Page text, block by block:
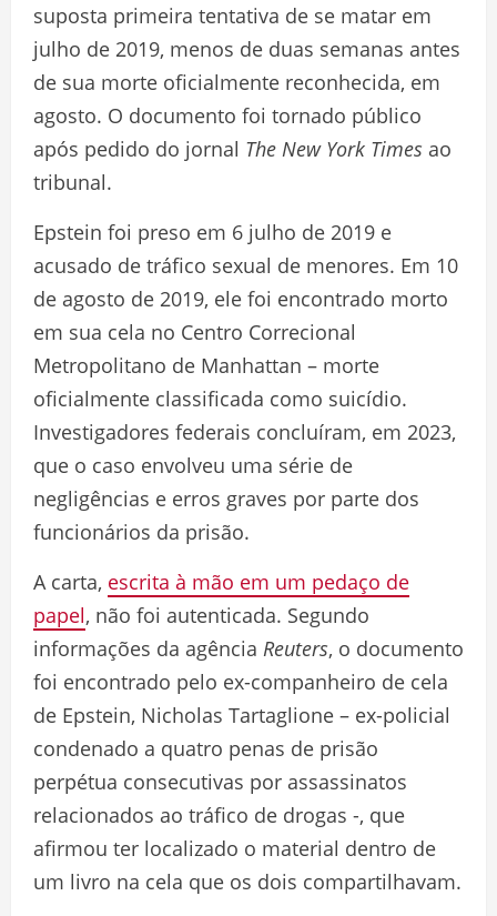
suposta primeira tentativa de se matar em
julho de 2019, menos de duas semanas antes
de sua morte oficialmente reconhecida, em
agosto. O documento foi tornado público
após pedido do jornal The New York Times ao
tribunal.
Epstein foi preso em 6 julho de 2019 e
acusado de tráfico sexual de menores. Em 10
de agosto de 2019, ele foi encontrado morto
em sua cela no Centro Correcional
Metropolitano de Manhattan – morte
oficialmente classificada como suicídio.
Investigadores federais concluíram, em 2023,
que o caso envolveu uma série de
negligências e erros graves por parte dos
funcionários da prisão.
A carta, escrita à mão em um pedaço de
papel, não foi autenticada. Segundo
informações da agência Reuters, o documento
foi encontrado pelo ex-companheiro de cela
de Epstein, Nicholas Tartaglione – ex-policial
condenado a quatro penas de prisão
perpétua consecutivas por assassinatos
relacionados ao tráfico de drogas -, que
afirmou ter localizado o material dentro de
um livro na cela que os dois compartilhavam.